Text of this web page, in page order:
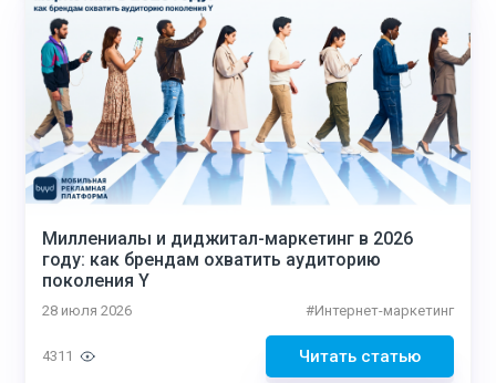
Миллениалы и диджитал-маркетинг в 2026
году: как брендам охватить аудиторию
поколения Y
28 июля 2026 #Интернет-маркетинг
Читать статью
4311